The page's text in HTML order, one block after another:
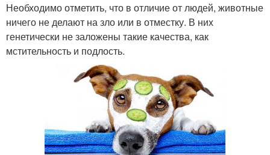
Необходимо отметить, что в отличие от людей, животные
ничего не делают на зло или в отместку. В них
генетически не заложены такие качества, как
мстительность и подлость.